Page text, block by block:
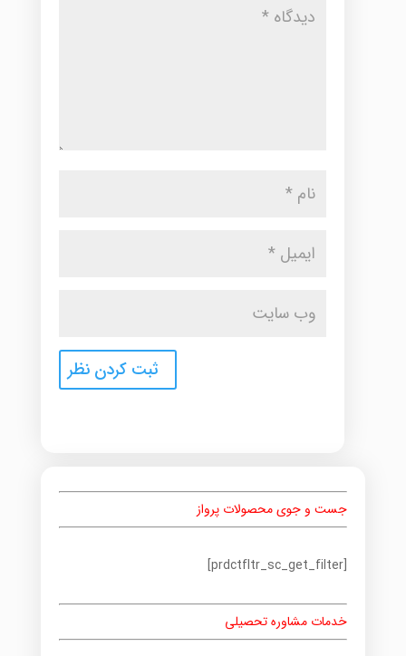
جست و جوی محصولات پرواز
[prdctfltr_sc_get_filter]
خدمات مشاوره تحصیلی